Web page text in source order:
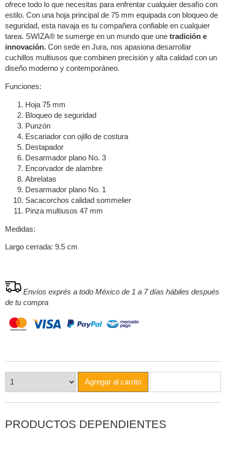
ofrece todo lo que necesitas para enfrentar cualquier desafío con
estilo. Con una hoja principal de 75 mm equipada con bloqueo de
seguridad, esta navaja es tu compañera confiable en cualquier
tarea. SWIZA® te sumerge en un mundo que une tradición e
innovación. Con sede en Jura, nos apasiona desarrollar
cuchillos multiusos que combinen precisión y alta calidad con un
diseño moderno y contemporáneo.
Funciones:
Hoja 75 mm
Bloqueo de seguridad
Punzón
Escariador con ojillo de costura
Destapador
Desarmador plano No. 3
Encorvador de alambre
Abrelatas
Desarmador plano No. 1
Sacacorchos calidad sommelier
Pinza multiusos 47 mm
Medidas:
Largo cerrada: 9.5 cm
Envíos exprés a todo México de 1 a 7 días hábiles después
de tu compra
Agregar al carrito
PRODUCTOS DEPENDIENTES